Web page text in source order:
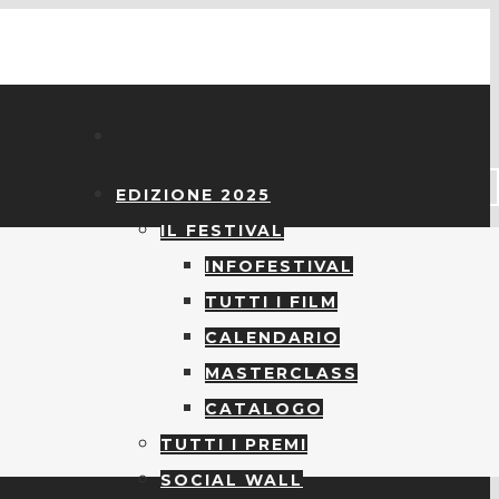
EDIZIONE 2025
IL FESTIVAL
INFOFESTIVAL
TUTTI I FILM
CALENDARIO
MASTERCLASS
CATALOGO
TUTTI I PREMI
SOCIAL WALL